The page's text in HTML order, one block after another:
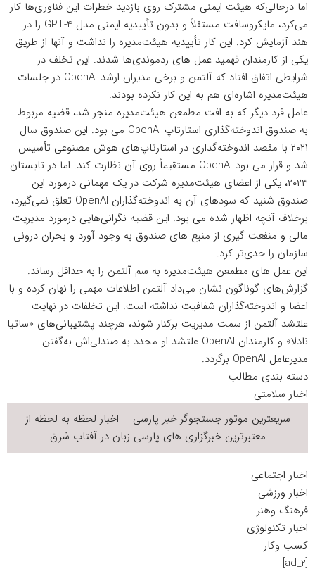
اما درحالی‌که هیئت‌ ایمنی مشترک روی بازدید خطرات این فناوری‌ها کار
می‌کرد، مایکروسافت مستقلاً و بدون تأییدیه ایمنی مدل GPT-4 را در
هند آزمایش کرد. این کار تأییدیه هیئت‌مدیره را نداشت و آنها از طریق
یکی از کارمندان فهمید عمل های ردموندی‌ها شدند. این تخلف در
شرایطی اتفاق افتاد که آلتمن و برخی مدیران ارشد OpenAI در جلسات
هیئت‌‌مدیره اشاره‌ای هم به این کار نکرده بودند.
عامل فرد دیگر که به افت مطمعن هیئت‌مدیره منجر شد، قضیه مربوط
به صندوق اندوخته‌گذاری استارتاپ OpenAI می بود. این صندوق سال
۲۰۲۱ با مقصد اندوخته‌گذاری در استارتاپ‌های هوش مصنوعی تأسیس
شد و قرار می بود OpenAI مستقیماً روی آن نظارت کند. اما در تابستان
۲۰۲۳، یکی از اعضای هیئت‌مدیره شرکت در یک مهمانی درمورد این
صندوق شنید که سودهای آن به اندوخته‌گذاران OpenAI تعلق نمی‌گیرد،
برخلاف آنچه اظهار شده می بود. این قضیه نگرانی‌هایی درمورد مدیریت
مالی و منفعت گیری از منبع های صندوق به وجود آورد و بحران درونی
سازمان را جدی‌‌تر کرد.
این عمل های مطمعن هیئت‌مدیره به سم آلتمن را به حداقل رساند.
گزارش‌های گوناگون نشان می‌داد آلتمن اطلاعات مهمی را نهان کرده و با
اعضا و اندوخته‌گذاران شفافیت نداشته است. این تخلفات در نهایت
علتشد آلتمن از سمت مدیریت برکنار شوند، هرچند پشتیبانی‌های «ساتیا
نادلا» و کارمندان OpenAI علتشد او مجدد به صندلی‌اش به‌گفتن
مدیرعامل OpenAI برگردد.
دسته بندی مطالب
اخبار سلامتی
سریعترین موتور جستجوگرخبر پارسی – اخبار لحظه به لحظه از
معتبرترین خبرگزاری های پارسی زبان درآفتاب شرق
اخبار اجتماعی
اخبار ورزشی
فرهنگ وهنر
اخبار تکنولوژی
کسب وکار
[ad_2]